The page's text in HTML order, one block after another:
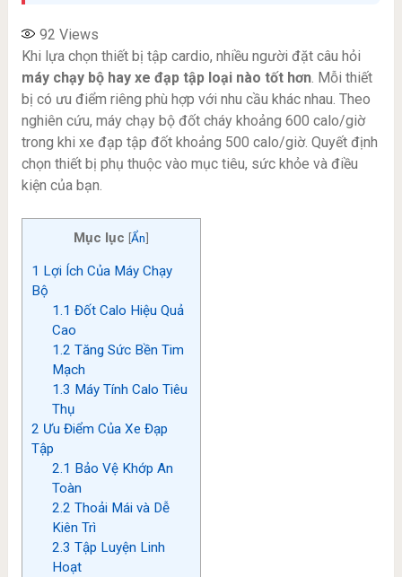
92 Views
Khi lựa chọn thiết bị tập cardio, nhiều người đặt câu hỏi
máy chạy bộ hay xe đạp tập loại nào tốt hơn. Mỗi thiết
bị có ưu điểm riêng phù hợp với nhu cầu khác nhau. Theo
nghiên cứu, máy chạy bộ đốt cháy khoảng 600 calo/giờ
trong khi xe đạp tập đốt khoảng 500 calo/giờ. Quyết định
chọn thiết bị phụ thuộc vào mục tiêu, sức khỏe và điều
kiện của bạn.
Mục lục [Ẩn]
1 Lợi Ích Của Máy Chạy
Bộ
1.1 Đốt Calo Hiệu Quả
Cao
1.2 Tăng Sức Bền Tim
Mạch
1.3 Máy Tính Calo Tiêu
Thụ
2 Ưu Điểm Của Xe Đạp
Tập
2.1 Bảo Vệ Khớp An
Toàn
2.2 Thoải Mái và Dễ
Kiên Trì
2.3 Tập Luyện Linh
Hoạt